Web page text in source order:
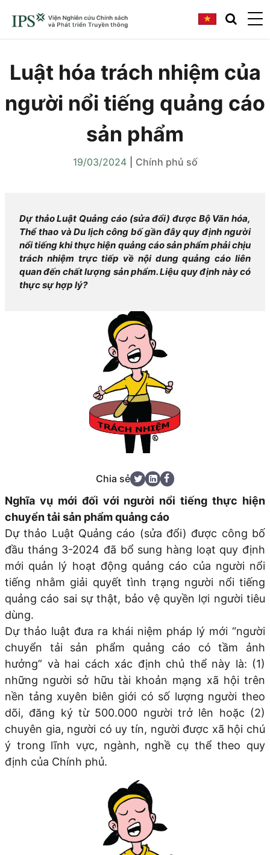
Luật hóa trách nhiệm của
người nổi tiếng quảng cáo
sản phẩm
19/03/2024| Chính phủ số
Dự thảo Luật Quảng cáo (sửa đổi) được Bộ Văn hóa,
Thể thao và Du lịch công bố gần đây quy định người
nổi tiếng khi thực hiện quảng cáo sản phẩm phải chịu
trách nhiệm trực tiếp về nội dung quảng cáo liên
quan đến chất lượng sản phẩm. Liệu quy định này có
thực sự hợp lý?
Chia sẻ
Nghĩa vụ mới đối với người nổi tiếng thực hiện
chuyển tải sản phẩm quảng cáo
Dự thảo Luật Quảng cáo (sửa đổi) được công bố
đầu tháng 3-2024 đã bổ sung hàng loạt quy định
mới quản lý hoạt động quảng cáo của người nổi
tiếng nhằm giải quyết tình trạng người nổi tiếng
quảng cáo sai sự thật, bảo vệ quyền lợi người tiêu
dùng.
Dự thảo luật đưa ra khái niệm pháp lý mới “người
chuyển tải sản phẩm quảng cáo có tầm ảnh
hưởng” và hai cách xác định chủ thể này là: (1)
những người sở hữu tài khoản mạng xã hội trên
nền tảng xuyên biên giới có số lượng người theo
dõi, đăng ký từ 500.000 người trở lên hoặc (2)
chuyên gia, người có uy tín, người được xã hội chú
ý trong lĩnh vực, ngành, nghề cụ thể theo quy
định của Chính phủ.